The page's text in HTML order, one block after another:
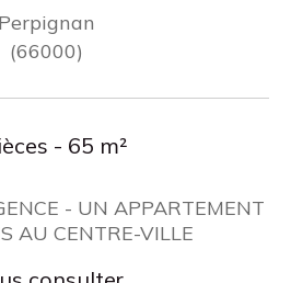
Perpignan
(66000)
- 65 m²
- UN APPARTEMENT
AU CENTRE-VILLE